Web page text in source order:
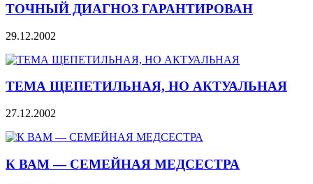
ТОЧНЫЙ ДИАГНОЗ ГАРАНТИРОВАН
29.12.2002
ТЕМА ЩЕПЕТИЛЬНАЯ, НО АКТУАЛЬНАЯ
27.12.2002
К ВАМ — СЕМЕЙНАЯ МЕДСЕСТРА